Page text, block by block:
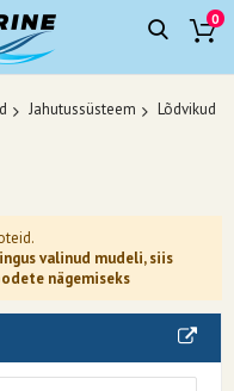
0
Jahutussüsteem
Lõdvikud
valinud mudeli, siis
nägemiseks